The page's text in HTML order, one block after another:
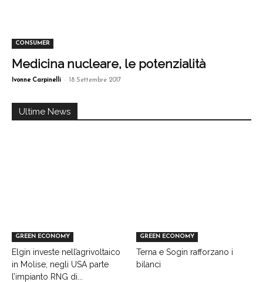
CONSUMER
Medicina nucleare, le potenzialità
Ivonne Carpinelli - 18 Settembre 2017
Ultime News
GREEN ECONOMY
Elgin investe nell’agrivoltaico
in Molise, negli USA parte
l’impianto RNG di...
GREEN ECONOMY
Terna e Sogin rafforzano i
bilanci